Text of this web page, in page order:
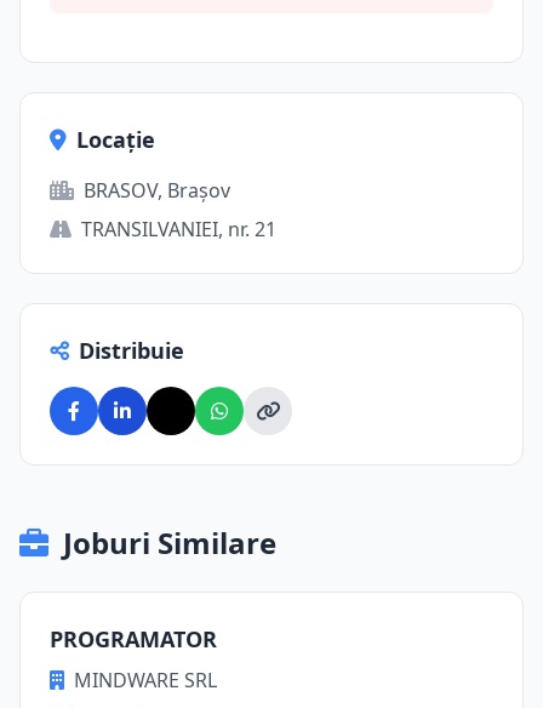
Locație
BRASOV, Brașov
TRANSILVANIEI, nr. 21
Distribuie
Joburi Similare
PROGRAMATOR
MINDWARE SRL